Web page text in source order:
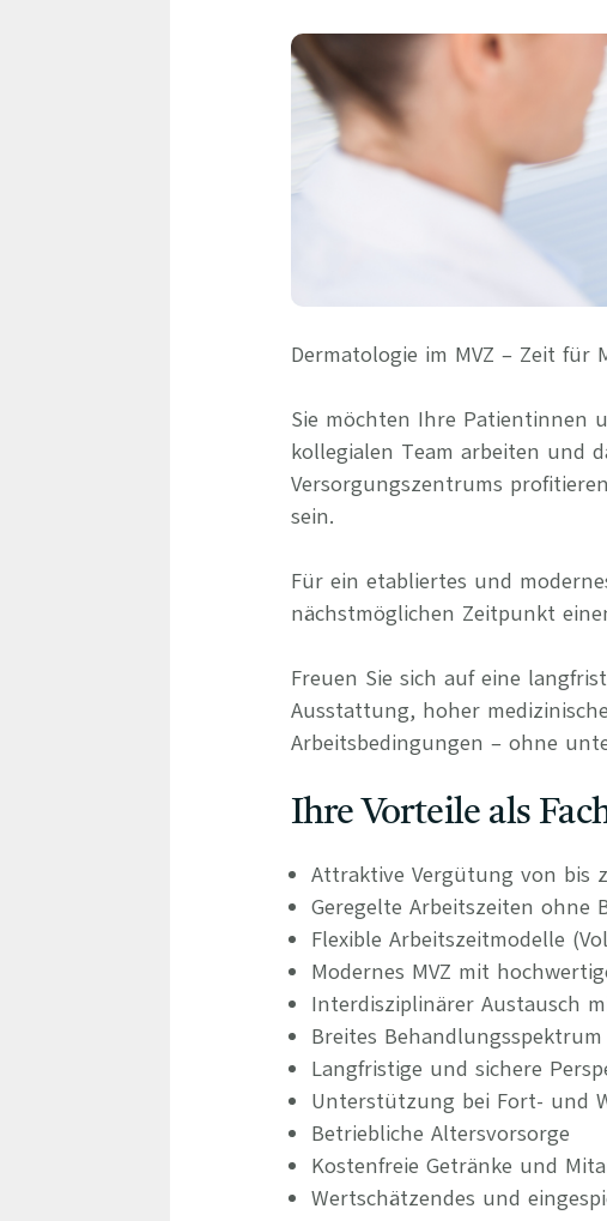
Dermatologie im MVZ – Zeit für
Sie möchten Ihre Patientinnen
kollegialen Team arbeiten und
Versorgungszentrums
sein.
Für ein etabliertes und
nächstmöglichen Zeitpunkt
Freuen Sie sich auf eine
Ausstattung, hoher
Arbeitsbedingungen – ohne
Ihre Vorteile als
Attraktive Vergütung von bis
Geregelte Arbeitszeiten ohne
Flexible Arbeitszeitmodelle
Modernes MVZ mit
Interdisziplinärer Austausch
Breites
Langfristige und sichere
Unterstützung bei Fort- und
Betriebliche Altersvorsorge
Kostenfreie Getränke und
Wertschätzendes und